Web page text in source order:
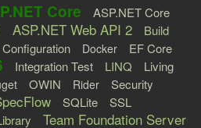
Core
ASP.NET Core
ASP.NET Web API 2
Build
Configuration Docker EF Core
Integration Test LINQ
Living
OWIN Rider Security
SQLite SSL
Team Foundation Server